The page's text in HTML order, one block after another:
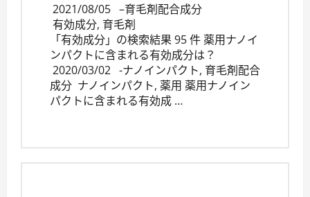
2021/08/05 –育毛剤配合成分
有効成分, 育毛剤
「有効成分」の検索結果 95 件 薬用ナノイ
ンパクトに含まれる有効成分は？
2020/03/02 -ナノインパクト, 育毛剤配合
成分 ナノインパクト, 薬用 薬用ナノイン
パクトに含まれる有効成 …